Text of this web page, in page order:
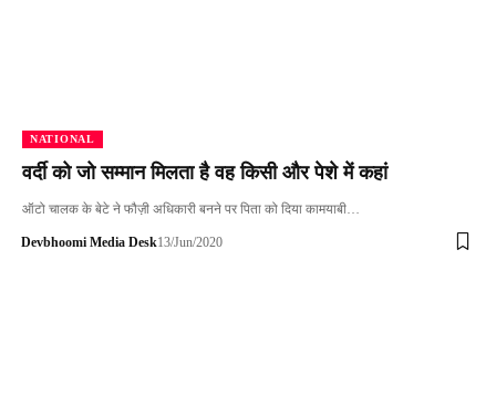
NATIONAL
वर्दी को जो सम्मान मिलता है वह किसी और पेशे में कहां
ऑटो चालक के बेटे ने फौज़ी अधिकारी बनने पर पिता को दिया कामयाबी…
Devbhoomi Media Desk13/Jun/2020